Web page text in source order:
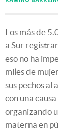
Los más de
a Sur
eso no ha
miles de
sus pechos al
con una
organizando
materna en